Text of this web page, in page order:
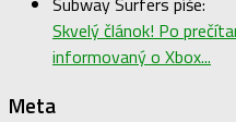
Skvelý článok! Po
informovaný o Xbox...
Meta